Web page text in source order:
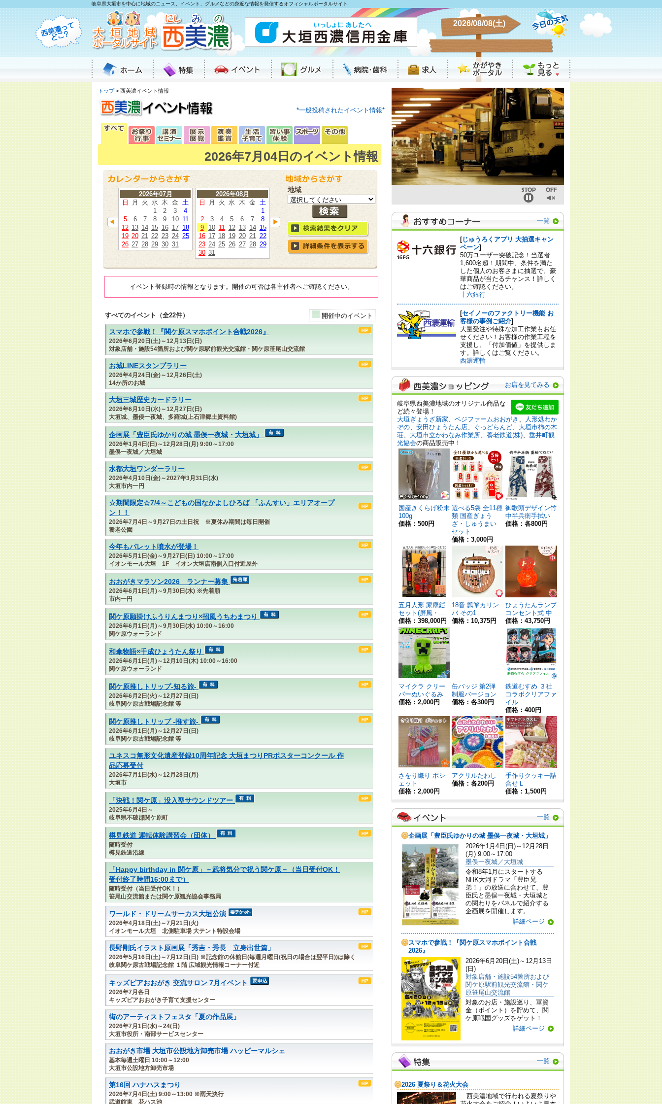
岐阜県大垣市を中心に地域のニュース、イベント、グルメなどの身近な情報を発信するオフィシャルポータルサイト
2026/08/08(土)
トップ> 西美濃イベント情報
*一般投稿されたイベント情報*
2026年7月04日のイベント情報
2026年07月
日
月 火 水 木 金 土
1
2 3
4
5
6 7 8 9 10 11
12 13 14 15 16 17 18
19 20 21 22 23 24 25
26 27 28 29 30 31
2026年08月
日
月 火 水 木 金 土
1
2
3 4 5 6 7
8
9
10 11 12 13 14 15
16 17 18 19 20 21 22
23 24 25 26 27 28 29
30 31
地域
イベント登録時の情報となります。開催の可否は各主催者へご確認ください。
すべてのイベント（全22件） 開催中のイベント
スマホで参戦！『関ケ原スマホポイント合戦2026』
2026年6月20日(土)～12月13日(日)
対象店舗・施設54箇所および関ケ原駅前観光交流館・関ケ原笹尾山交流館
お城LINEスタンプラリー
2026年4月24日(金)～12月26日(土)
14か所のお城
大垣三城歴史カードラリー
2026年6月10日(水)～12月27日(日)
大垣城、墨俣一夜城、多羅城(上石津郷土資料館)
企画展「豊臣氏ゆかりの城 墨俣一夜城・大垣城」
2026年1月4日(日)～12月28日(月) 9:00～17:00
墨俣一夜城／大垣城
水都大垣ワンダーラリー
2026年4月10日(金)～2027年3月31日(水)
大垣市内一円
☆期間限定☆7/4～こどもの国なかよしひろば 「ふんすい」エリアオープ
ン！！
2026年7月4日～9月27日の土日祝 ※夏休み期間は毎日開催
養老公園
今年もパレット噴水が登場！
2026年5月1日(金)～9月27日(日) 10:00～17:00
イオンモール大垣 1F イオン大垣店南側入口付近屋外
おおがきマラソン2026 ランナー募集
2026年6月1日(月)～9月30日(水) ※先着順
市内一円
関ケ原願掛けふうりんまつり×招風うちわまつり
2026年6月1日(月)～9月30日(水) 10:00～16:00
関ケ原ウォーランド
和傘物語×千成ひょうたん祭り
2026年6月1日(月)～12月10日(木) 10:00～16:00
関ケ原ウォーランド
関ケ原推しトリップ-知る旅-
2026年6月2日(火)～12月27日(日)
岐阜関ケ原古戦場記念館 等
関ケ原推しトリップ -推す旅-
2026年6月1日(月)～12月27日(日)
岐阜関ケ原古戦場記念館 等
ユネスコ無形文化遺産登録10周年記念 大垣まつりPRポスターコンクール 作
品応募受付
2026年7月1日(水)～12月28日(月)
大垣市
「決戦！関ケ原」没入型サウンドツアー
2025年6月4日～
岐阜県不破郡関ケ原町
樽見鉄道 運転体験講習会（団体）
随時受付
樽見鉄道沿線
「Happy birthday in 関ケ原」－武将気分で祝う関ケ原－（当日受付OK！
受付終了時間16:00まで）
随時受付（当日受付OK！）
笹尾山交流館または関ケ原観光協会事務局
ワールド・ドリームサーカス大垣公演
2026年4月18日(土)～7月21日(火)
イオンモール大垣 北側駐車場 大テント特設会場
長野剛氏イラスト原画展「秀吉・秀長 立身出世篇」
2026年5月16日(土)～7月12日(日) ※記念館の休館日(毎週月曜日(祝日の場合は翌平日))は除く
岐阜関ケ原古戦場記念館 １階 広域観光情報コーナー付近
キッズピアおおがき 交流サロン 7月イベント
2026年7月各日
キッズピアおおがき子育て支援センター
街のアーティストフェスタ「夏の作品展」
2026年7月1日(水)～24(日)
大垣市役所・南部サービスセンター
おおがき市場 大垣市公設地方卸売市場 ハッピーマルシェ
基本毎週土曜日 10:00～12:00
大垣市公設地方卸売市場
第16回 ハナハスまつり
2026年7月4日(土) 9:00～13:00 ※雨天決行
武道館東 花ハス池